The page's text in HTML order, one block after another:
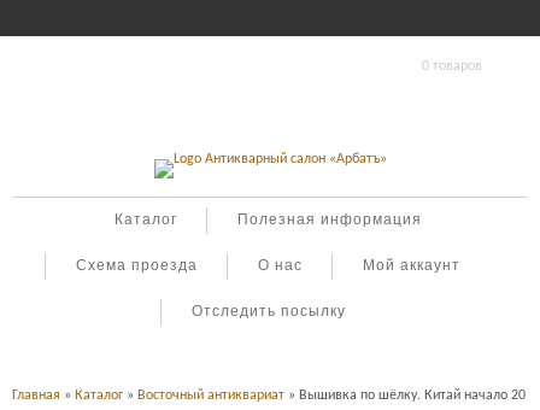
0 товаров
Каталог Полезная информация
Схема проезда О нас Мой аккаунт
Отследить посылку
Главная » Каталог » Восточный антиквариат » Вышивка по шёлку. Китай начало 20